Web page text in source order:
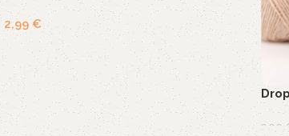
2,99 €
2,90